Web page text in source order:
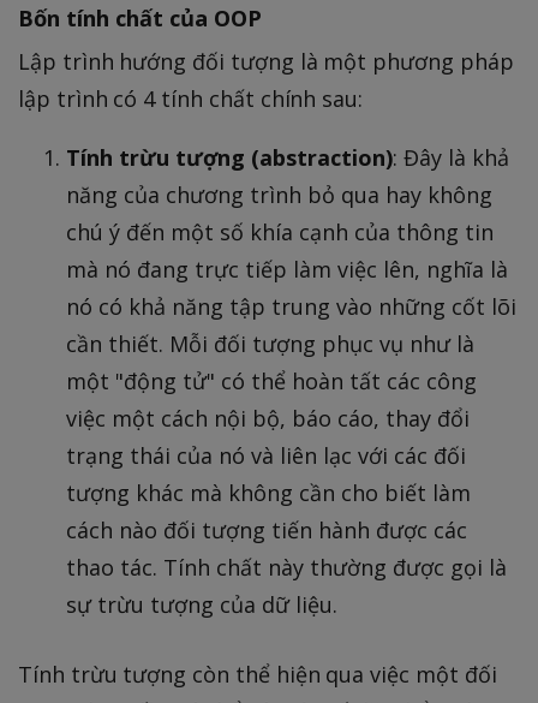
Bốn tính chất của OOP
Lập trình hướng đối tượng là một phương pháp
lập trình có 4 tính chất chính sau:
Tính trừu tượng (abstraction): Đây là khả
năng của chương trình bỏ qua hay không
chú ý đến một số khía cạnh của thông tin
mà nó đang trực tiếp làm việc lên, nghĩa là
nó có khả năng tập trung vào những cốt lõi
cần thiết. Mỗi đối tượng phục vụ như là
một "động tử" có thể hoàn tất các công
việc một cách nội bộ, báo cáo, thay đổi
trạng thái của nó và liên lạc với các đối
tượng khác mà không cần cho biết làm
cách nào đối tượng tiến hành được các
thao tác. Tính chất này thường được gọi là
sự trừu tượng của dữ liệu.
Tính trừu tượng còn thể hiện qua việc một đối